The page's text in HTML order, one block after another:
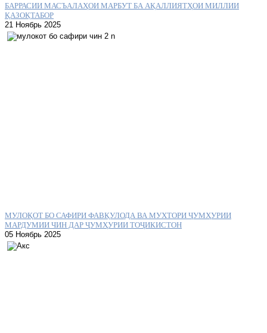
БАРРАСИИ МАСЪАЛАҲОИ МАРБУТ БА АҚАЛЛИЯТҲОИ МИЛЛИИ
ҚАЗОҚТАБОР
21 Ноябрь 2025
МУЛОҚОТ БО САФИРИ ФАВҚУЛОДА ВА МУХТОРИ ҶУМҲУРИИ
МАРДУМИИ ЧИН ДАР ҶУМҲУРИИ ТОҶИКИСТОН
05 Ноябрь 2025